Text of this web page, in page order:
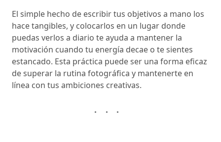
El simple hecho de escribir tus objetivos a mano los
hace tangibles, y colocarlos en un lugar donde
puedas verlos a diario te ayuda a mantener la
motivación cuando tu energía decae o te sientes
estancado. Esta práctica puede ser una forma eficaz
de superar la rutina fotográfica y mantenerte en
línea con tus ambiciones creativas.